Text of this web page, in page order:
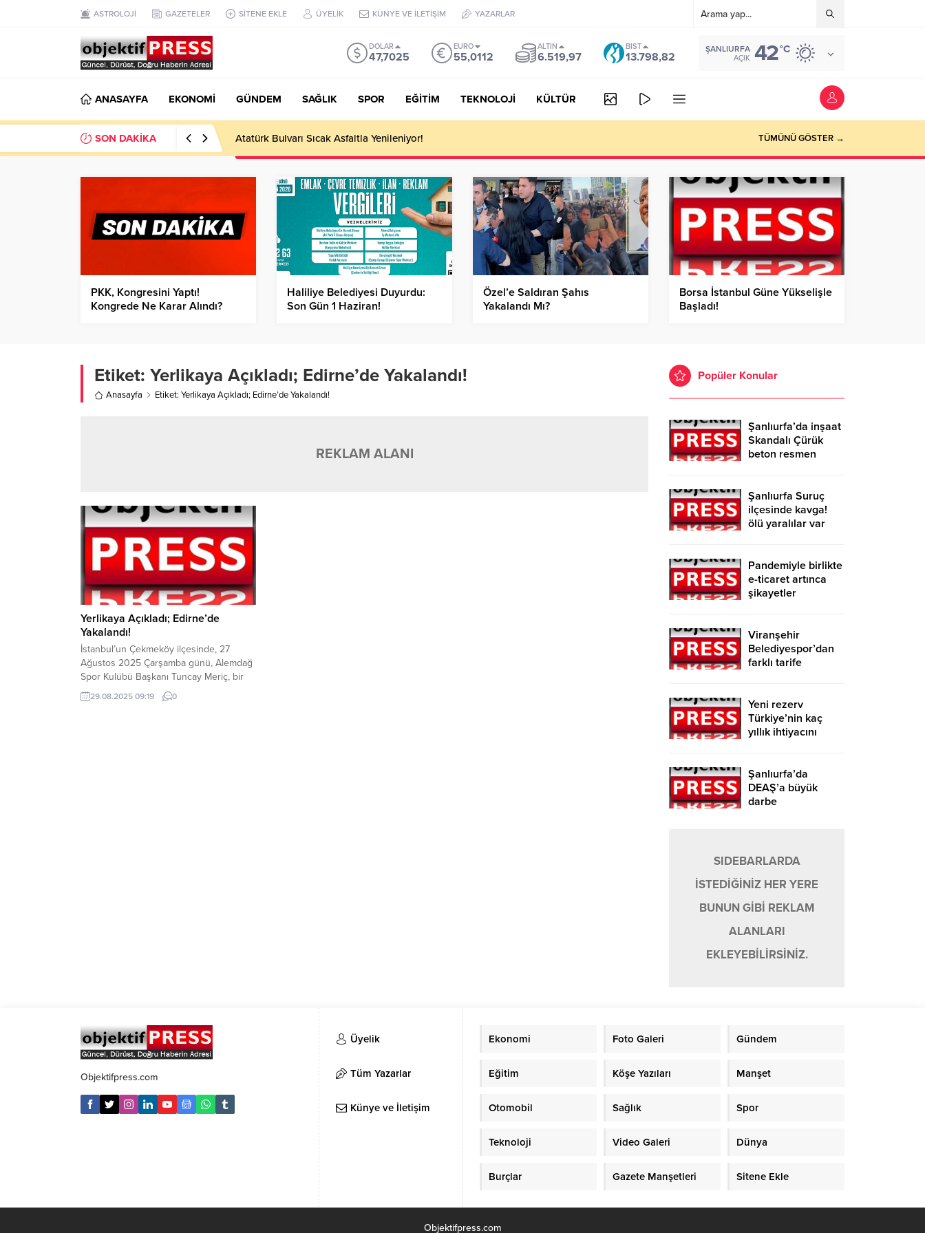
ASTROLOJİ GAZETELER SİTENE EKLE ÜYELİK KÜNYE VE İLETİŞİM YAZARLAR
DOLAR
47,7025
EURO
55,0112
ALTIN
6.519,97
BIST
13.798,82
ŞANLIURFA
AÇIK 42°C
ANASAYFA EKONOMİ GÜNDEM SAĞLIK SPOR EĞİTİM TEKNOLOJİ KÜLTÜR
SON DAKİKA Atatürk Bulvarı Sıcak Asfaltla Yenileniyor! TÜMÜNÜ GÖSTER →
PKK, Kongresini Yaptı!
Kongrede Ne Karar Alındı?
Haliliye Belediyesi Duyurdu:
Son Gün 1 Haziran!
Özel’e Saldıran Şahıs
Yakalandı Mı?
Borsa İstanbul Güne Yükselişle
Başladı!
Etiket: Yerlikaya Açıkladı; Edirne’de Yakalandı!
Anasayfa Etiket: Yerlikaya Açıkladı; Edirne’de Yakalandı!
REKLAM ALANI
Yerlikaya Açıkladı; Edirne’de
Yakalandı!
İstanbul’un Çekmeköy ilçesinde, 27
Ağustos 2025 Çarşamba günü, Alemdağ
Spor Kulübü Başkanı Tuncay Meriç, bir
kafede yemek yediği sırada uğradığı
silahlı saldırı sonucu hayatını kaybetmişti.
29.08.2025 09:19 0
Popüler Konular
Şanlıurfa’da inşaat
Skandalı Çürük
beton resmen
Şanlıurfa Suruç
ilçesinde kavga!
ölü yaralılar var
Pandemiyle birlikte
e-ticaret artınca
şikayetler
Viranşehir
Belediyespor’dan
farklı tarife
Yeni rezerv
Türkiye’nin kaç
yıllık ihtiyacını
Şanlıurfa’da
DEAŞ’a büyük
darbe
SIDEBARLARDA
İSTEDİĞİNİZ HER YERE
BUNUN GİBİ REKLAM
ALANLARI
EKLEYEBİLİRSİNİZ.
Objektifpress.com
Üyelik
Tüm Yazarlar
Künye ve İletişim
Ekonomi Foto Galeri Gündem
Eğitim Köşe Yazıları Manşet
Otomobil Sağlık Spor
Teknoloji Video Galeri Dünya
Burçlar Gazete Manşetleri Sitene Ekle
Objektifpress.com